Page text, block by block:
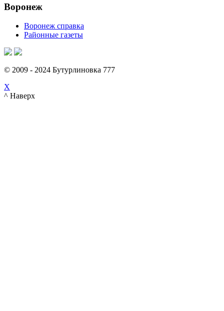
Воронеж
Воронеж справка
Районные газеты
© 2009 - 2024 Бутурлиновка 777
X
^ Наверх